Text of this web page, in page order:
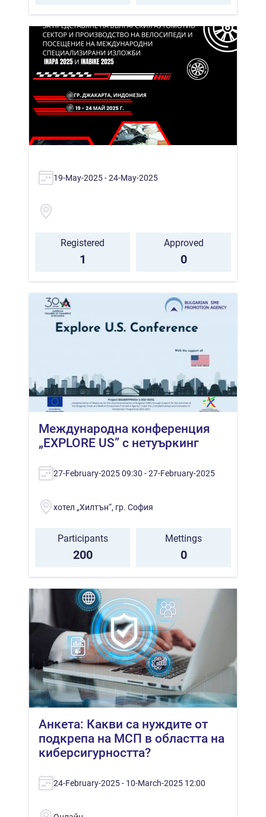
19-May-2025 - 24-May-2025
Registered
1
Approved
0
Международна конференция
„EXPLORE US” с нетуъркинг
27-February-2025 09:30 - 27-February-2025
хотел „Хилтън“, гр. София
Participants
200
Mettings
0
Анкета: Какви са нуждите от
подкрепа на МСП в областта на
киберсигурността?
24-February-2025 - 10-March-2025 12:00